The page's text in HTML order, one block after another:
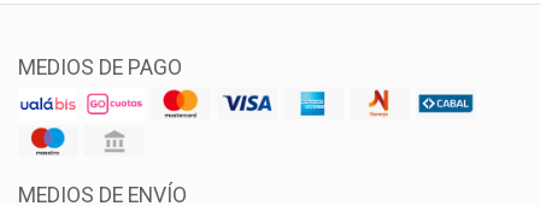
MEDIOS DE PAGO
MEDIOS DE ENVÍO